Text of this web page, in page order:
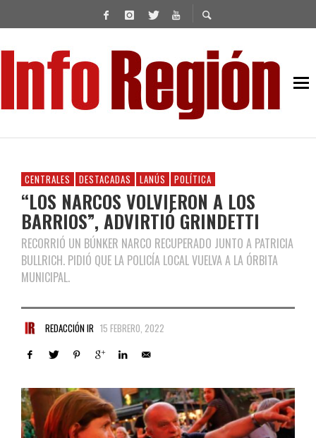
CENTRALES DESTACADAS LANÚS POLÍTICA
“LOS NARCOS VOLVIERON A LOS
BARRIOS”, ADVIRTIÓ GRINDETTI
RECORRIÓ UN BÚNKER NARCO RECUPERADO JUNTO A PATRICIA
BULLRICH. PIDIÓ QUE LA POLICÍA LOCAL VUELVA A LA ÓRBITA
MUNICIPAL.
REDACCIÓN IR 15 FEBRERO, 2022